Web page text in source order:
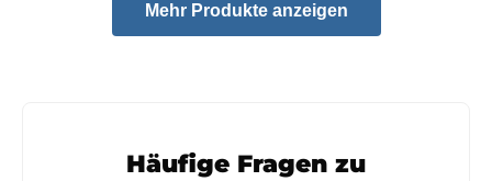
Mehr Produkte anzeigen
Häufige Fragen zu